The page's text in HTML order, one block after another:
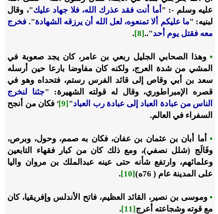
عليه وسلم -: " أما أنت فقد عذرك الله، فلا جهاد عليك"، وقال
لبنيه: "ما عليكم ألا تمنعوه، لعل الله أن يرزقه الشهادة". فخرج
معه فقتل يوم أحد"..
[8]
.
• وهذا الصحابي الجليل ربعي بن عامر، كان يجد صعوبة في
المشي من شدة العرج، ولكنه كان مفاوضا بارعا حين أرسله
سعد بن أبي وقاص إلى قائد الفرس رستم، فتحداه وهو في
قصره الإمبراطوري، وقال له قولته الشهيرة: "جئنا لنخرج
الناس من عبادة العباد إلى عبادة رب العباد"
[9] ، فكان من أنجح
السفراء في العالم.
• أما أبان بن عثمان بن عفان، فكان به صمم، وحول، وبرص،
وفَالَج (شلل نصفي)، ومع ذلك كان من كبار فقهاء التابعين
وعلمائهم، وارتفع شأنه حتى عينه عبدالملك بن مروان واليا
على المدينة عام ( 76ه)
[10]
.
• وموسى بن نصير، القائد العظيم، فاتح الأندلس وإفريقيا، كان
مع قوته وشجاعته أعرج[11]
.